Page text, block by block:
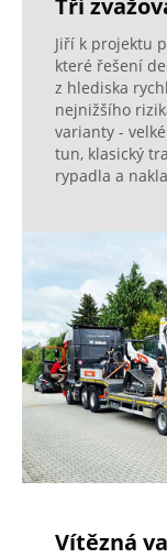
Jiří k projektu
které řešení
z hlediska
nejnižšího
varianty -
tun, klasický
rypadla a
Vítězná